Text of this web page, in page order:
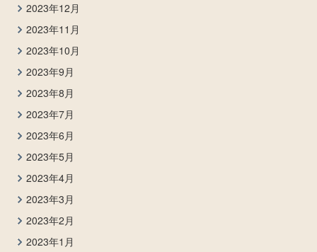
2023年12月
2023年11月
2023年10月
2023年9月
2023年8月
2023年7月
2023年6月
2023年5月
2023年4月
2023年3月
2023年2月
2023年1月